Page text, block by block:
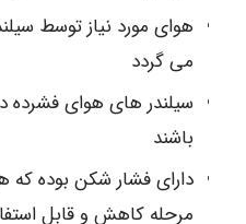
هوای مورد نیاز توسط
می گردد
سیلندر های هوای
باشند
دارای فشار شکن بوده که
مرحله کاهش و قابل